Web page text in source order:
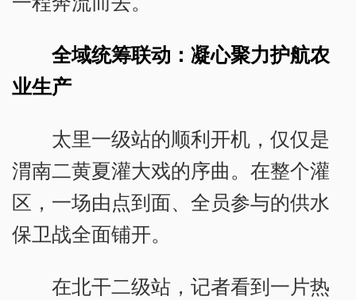
全域统筹联动：凝心聚力护航农
业生产
太里一级站的顺利开机，仅仅是
渭南二黄夏灌大戏的序曲。在整个灌
区，一场由点到面、全员参与的供水
保卫战全面铺开。
在北干二级站，记者看到一片热